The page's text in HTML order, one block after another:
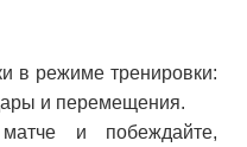
в режиме тренировки:
и перемещения.
и побеждайте,